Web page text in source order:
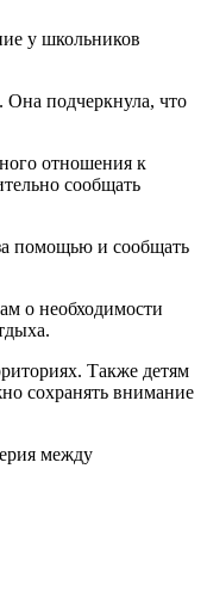
у школьников
подчеркнула, что
отношения к
сообщать
помощью и сообщать
о необходимости
Также детям
сохранять внимание
между